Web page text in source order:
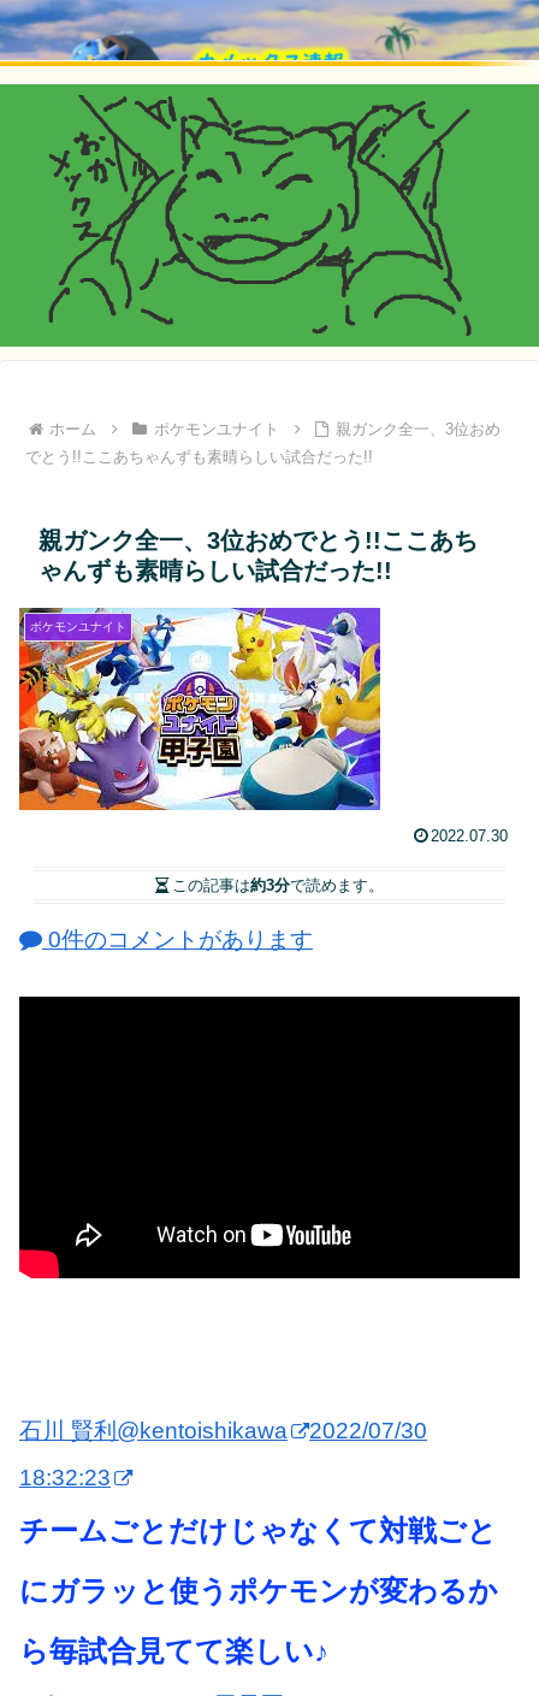
ホーム ポケモンユナイト
親ガンク全一、3位おめ
でとう!!ここあちゃんずも素晴らしい試合だった!!
親ガンク全一、3位おめでとう!!ここあち
ゃんずも素晴らしい試合だった!!
ポケモンユナイト
2022.07.30
この記事は約3分で読めます。
0件のコメントがあります
石川 賢利 @kentoishikawa
2022/07/30
18:32:23
チームごとだけじゃなくて対戦ごと
にガラッと使うポケモンが変わるか
ら毎試合見てて楽しい♪